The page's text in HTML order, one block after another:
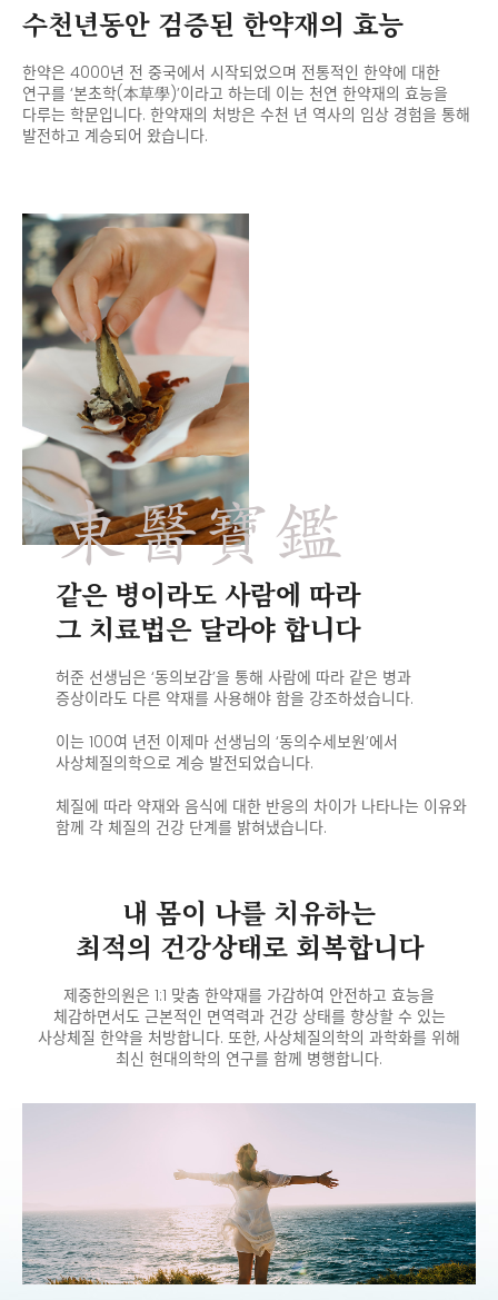
수천년동안 검증된 한약재의 효능
한약은 4000년 전 중국에서 시작되었으며 전통적인 한약에 대한
연구를 ‘본초학(本草學)’이라고 하는데 이는 천연 한약재의 효능을
다루는 학문입니다. 한약재의 처방은 수천 년 역사의 임상 경험을 통해
발전하고 계승되어 왔습니다.
東醫寶鑑
같은 병이라도 사람에 따라
그 치료법은 달라야 합니다
허준 선생님은 ‘동의보감’을 통해 사람에 따라 같은 병과
증상이라도 다른 약재를 사용해야 함을 강조하셨습니다.
이는 100여 년전 이제마 선생님의 ‘동의수세보원’에서
사상체질의학으로 계승 발전되었습니다.
체질에 따라 약재와 음식에 대한 반응의 차이가 나타나는 이유와
함께 각 체질의 건강 단계를 밝혀냈습니다.
내 몸이 나를 치유하는
최적의 건강상태로 회복합니다
제중한의원은 1:1 맞춤 한약재를 가감하여 안전하고 효능을
체감하면서도 근본적인 면역력과 건강 상태를 향상할 수 있는
사상체질 한약을 처방합니다. 또한, 사상체질의학의 과학화를 위해
최신 현대의학의 연구를 함께 병행합니다.